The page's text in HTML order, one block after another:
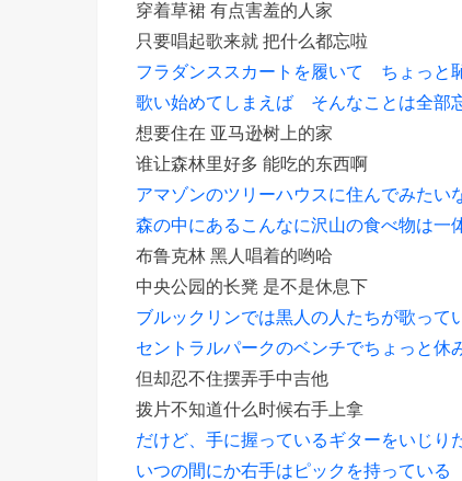
穿着草裙 有点害羞的人家
只要唱起歌来就 把什么都忘啦
フラダンススカートを履いて ちょっと
歌い始めてしまえば そんなことは全部
想要住在 亚马逊树上的家
谁让森林里好多 能吃的东西啊
アマゾンのツリーハウスに住んでみたい
森の中にあるこんなに沢山の食べ物は一
布鲁克林 黑人唱着的哟哈
中央公园的长凳 是不是休息下
ブルックリンでは黒人の人たちが歌って
セントラルパークのベンチでちょっと休
但却忍不住摆弄手中吉他
拨片不知道什么时候右手上拿
だけど、手に握っているギターをいじり
いつの間にか右手はピックを持っている